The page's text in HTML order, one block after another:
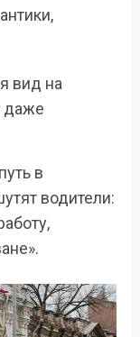
вид на
даже
в
водители: